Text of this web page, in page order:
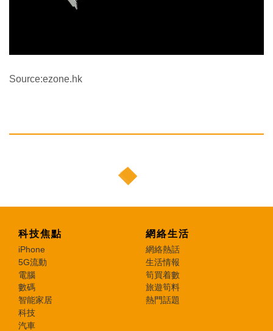
Source:ezone.hk
科技焦點
iPhone
5G流動
電腦
數碼
智能家居
科技
汽車
網絡生活
網絡熱話
生活情報
筍買着數
旅遊筍料
熱門話題